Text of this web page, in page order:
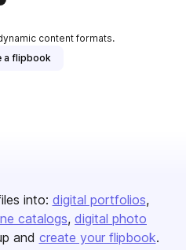
content formats.
a flipbook
into: digital portfolios
catalogs digital photo
and create your flipbook.